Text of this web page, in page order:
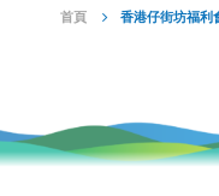
首頁 香港仔街坊福利